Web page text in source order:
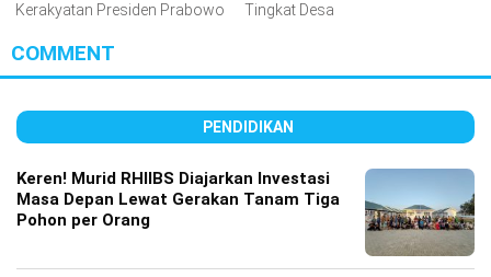
Kerakyatan Presiden Prabowo
Tingkat Desa
COMMENT
PENDIDIKAN
Keren! Murid RHIIBS Diajarkan Investasi
Masa Depan Lewat Gerakan Tanam Tiga
Pohon per Orang